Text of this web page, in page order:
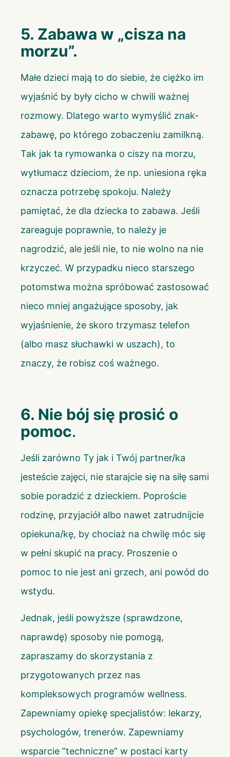
5. Zabawa w „cisza na
morzu”.
Małe dzieci mają to do siebie, że ciężko im
wyjaśnić by były cicho w chwili ważnej
rozmowy. Dlatego warto wymyślić znak-
zabawę, po którego zobaczeniu zamilkną.
Tak jak ta rymowanka o ciszy na morzu,
wytłumacz dzieciom, że np. uniesiona ręka
oznacza potrzebę spokoju. Należy
pamiętać, że dla dziecka to zabawa. Jeśli
zareaguje poprawnie, to należy je
nagrodzić, ale jeśli nie, to nie wolno na nie
krzyczeć. W przypadku nieco starszego
potomstwa można spróbować zastosować
nieco mniej angażujące sposoby, jak
wyjaśnienie, że skoro trzymasz telefon
(albo masz słuchawki w uszach), to
znaczy, że robisz coś ważnego.
6. Nie bój się prosić o
pomoc.
Jeśli zarówno Ty jak i Twój partner/ka
jesteście zajęci, nie starajcie się na siłę sami
sobie poradzić z dzieckiem. Poproście
rodzinę, przyjaciół albo nawet zatrudnijcie
opiekuna/kę, by chociaż na chwilę móc się
w pełni skupić na pracy. Proszenie o
pomoc to nie jest ani grzech, ani powód do
wstydu.
Jednak, jeśli powyższe (sprawdzone,
naprawdę) sposoby nie pomogą,
zapraszamy do skorzystania z
przygotowanych przez nas
kompleksowych programów wellness.
Zapewniamy opiekę specjalistów: lekarzy,
psychologów, trenerów. Zapewniamy
wsparcie ”techniczne” w postaci karty